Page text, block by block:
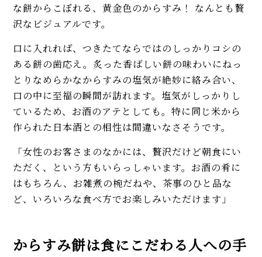
な餅からこぼれる、黄金色のからすみ！ なんとも贅
沢なビジュアルです。
口に入れれば、つきたてならではのしっかりコシの
ある餅の歯応え。炙った香ばしい餅の味わいにねっ
とりなめらかなからすみの塩気が絶妙に絡み合い、
口の中に至福の瞬間が訪れます。塩気がしっかりし
ているため、お酒のアテとしても。特に同じ米から
作られた日本酒との相性は間違いなさそうです。
「女性のお客さまのなかには、贅沢だけど朝食にい
ただく、という方もいらっしゃいます。お酒の肴に
はもちろん、お雑煮の椀だねや、茶事のひと品な
ど、いろいろな食べ方でお楽しみいただけます」
からすみ餅は食にこだわる人への手